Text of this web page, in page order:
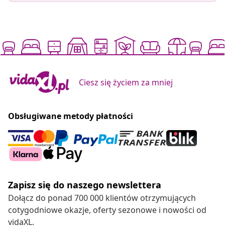
Ciesz się życiem za mniej
Obsługiwane metody płatności
Zapisz się do naszego newslettera
Dołącz do ponad 700 000 klientów otrzymujących
cotygodniowe okazje, oferty sezonowe i nowości od
vidaXL.